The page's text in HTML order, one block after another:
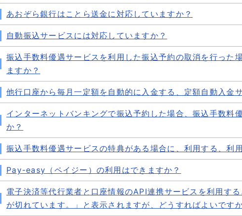
あおぞら銀行はことら送金に対応していますか？
自動振込サービスには対応していますか？
振込手数料優遇サービスを利用した振込予約の取消を行った
ますか？
他行口座から毎月一定額を自動的に入金する、定額自動入金
インターネットバンキングで振込予約した場合、振込手数料
か？
振込手数料優遇サービスの特典がある場合に、利用する、利
Pay-easy（ペイジー）の利用はできますか？
電子決済等代行業者と口座情報のAPI連携サービスを利用す
が切れています。」と表示されますが、どうすればよいです